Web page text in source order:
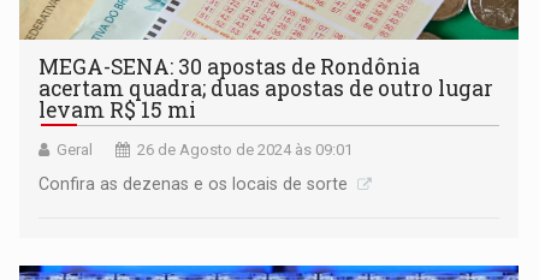
MEGA-SENA: 30 apostas de Rondônia
acertam quadra; duas apostas de outro lugar
levam R$ 15 mi
Geral 26 de Agosto de 2024 às 09:01
Confira as dezenas e os locais de sorte